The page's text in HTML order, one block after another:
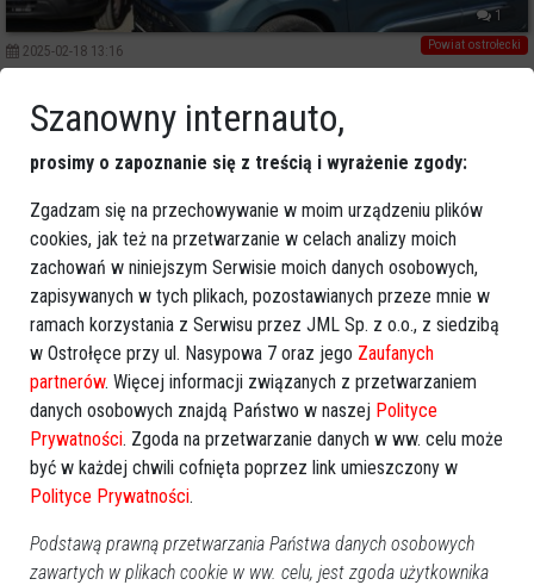
1
Powiat ostrołecki
2025-02-18 13:16
Poprzednia
Kategorie
Ostrołęka
Powiat ostrołecki
Sport
Balujemy
Region
Polska
Budujemy
Kościół i społeczeństwo
TV Ostrołęka
Kalendarz imprez
sierpień 2026
Szanowny internauto,
prosimy o zapoznanie się z treścią i wyrażenie zgody:
Zgadzam się na przechowywanie w moim urządzeniu plików
cookies, jak też na przetwarzanie w celach analizy moich
zachowań w niniejszym Serwisie moich danych osobowych,
zapisywanych w tych plikach, pozostawianych przeze mnie w
ramach korzystania z Serwisu przez JML Sp. z o.o., z siedzibą
w Ostrołęce przy ul. Nasypowa 7 oraz jego Zaufanych
partnerów. Więcej informacji związanych z przetwarzaniem
danych osobowych znajdą Państwo w naszej Polityce
Prywatności. Zgoda na przetwarzanie danych w ww. celu może
być w każdej chwili cofnięta poprzez link umieszczony w
Polityce Prywatności.
Podstawą prawną przetwarzania Państwa danych osobowych
zawartych w plikach cookie w ww. celu, jest zgoda użytkownika